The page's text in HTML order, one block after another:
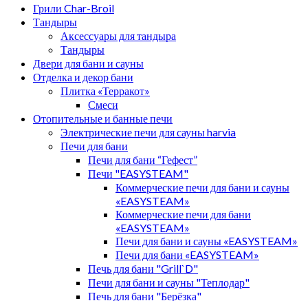
Грили Char-Broil
Тандыры
Аксессуары для тандыра
Тандыры
Двери для бани и сауны
Отделка и декор бани
Плитка «Терракот»
Смеси
Отопительные и банные печи
Электрические печи для сауны harvia
Печи для бани
Печи для бани “Гефест”
Печи "EASYSTEAM"
Коммерческие печи для бани и сауны
«EASYSTEAM»
Коммерческие печи для бани
«EASYSTEAM»
Печи для бани и сауны «EASYSTEAM»
Печи для бани «EASYSTEAM»
Печь для бани "Grill`D"
Печи для бани и сауны "Теплодар"
Печь для бани "Берёзка"